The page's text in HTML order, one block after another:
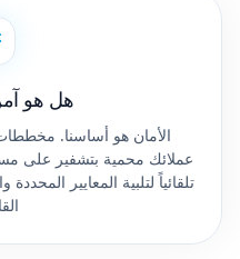
هل هو
الأمان هو أساسنا.
عملائك محمية بتشفير على
تلقائياً لتلبية المعايير